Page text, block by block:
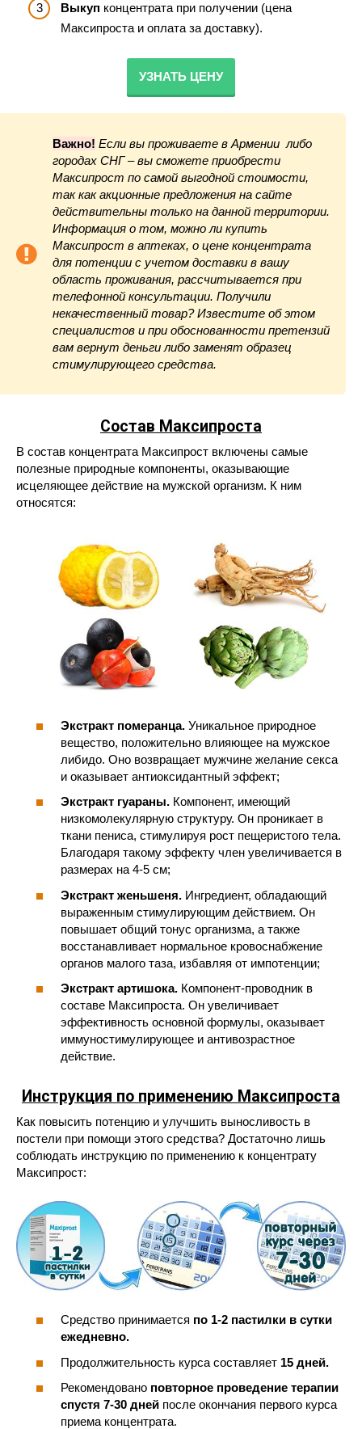
Выкуп концентрата при получении (цена
Максипроста и оплата за доставку).
УЗНАТЬ ЦЕНУ
Важно! Если вы проживаете в Армении либо
городах СНГ – вы сможете приобрести
Максипрост по самой выгодной стоимости,
так как акционные предложения на сайте
действительны только на данной территории.
Информация о том, можно ли купить
Максипрост в аптеках, о цене концентрата
для потенции с учетом доставки в вашу
область проживания, рассчитывается при
телефонной консультации. Получили
некачественный товар? Известите об этом
специалистов и при обоснованности претензий
вам вернут деньги либо заменят образец
стимулирующего средства.
Состав Максипроста
В состав концентрата Максипрост включены самые
полезные природные компоненты, оказывающие
исцеляющее действие на мужской организм. К ним
относятся:
Экстракт померанца. Уникальное природное
вещество, положительно влияющее на мужское
либидо. Оно возвращает мужчине желание секса
и оказывает антиоксидантный эффект;
Экстракт гуараны. Компонент, имеющий
низкомолекулярную структуру. Он проникает в
ткани пениса, стимулируя рост пещеристого тела.
Благодаря такому эффекту член увеличивается в
размерах на 4-5 см;
Экстракт женьшеня. Ингредиент, обладающий
выраженным стимулирующим действием. Он
повышает общий тонус организма, а также
восстанавливает нормальное кровоснабжение
органов малого таза, избавляя от импотенции;
Экстракт артишока. Компонент-проводник в
составе Максипроста. Он увеличивает
эффективность основной формулы, оказывает
иммуностимулирующее и антивозрастное
действие.
Инструкция по применению Максипроста
Как повысить потенцию и улучшить выносливость в
постели при помощи этого средства? Достаточно лишь
соблюдать инструкцию по применению к концентрату
Максипрост:
Средство принимается по 1-2 пастилки в сутки
ежедневно.
Продолжительность курса составляет 15 дней.
Рекомендовано повторное проведение терапии
спустя 7-30 дней после окончания первого курса
приема концентрата.